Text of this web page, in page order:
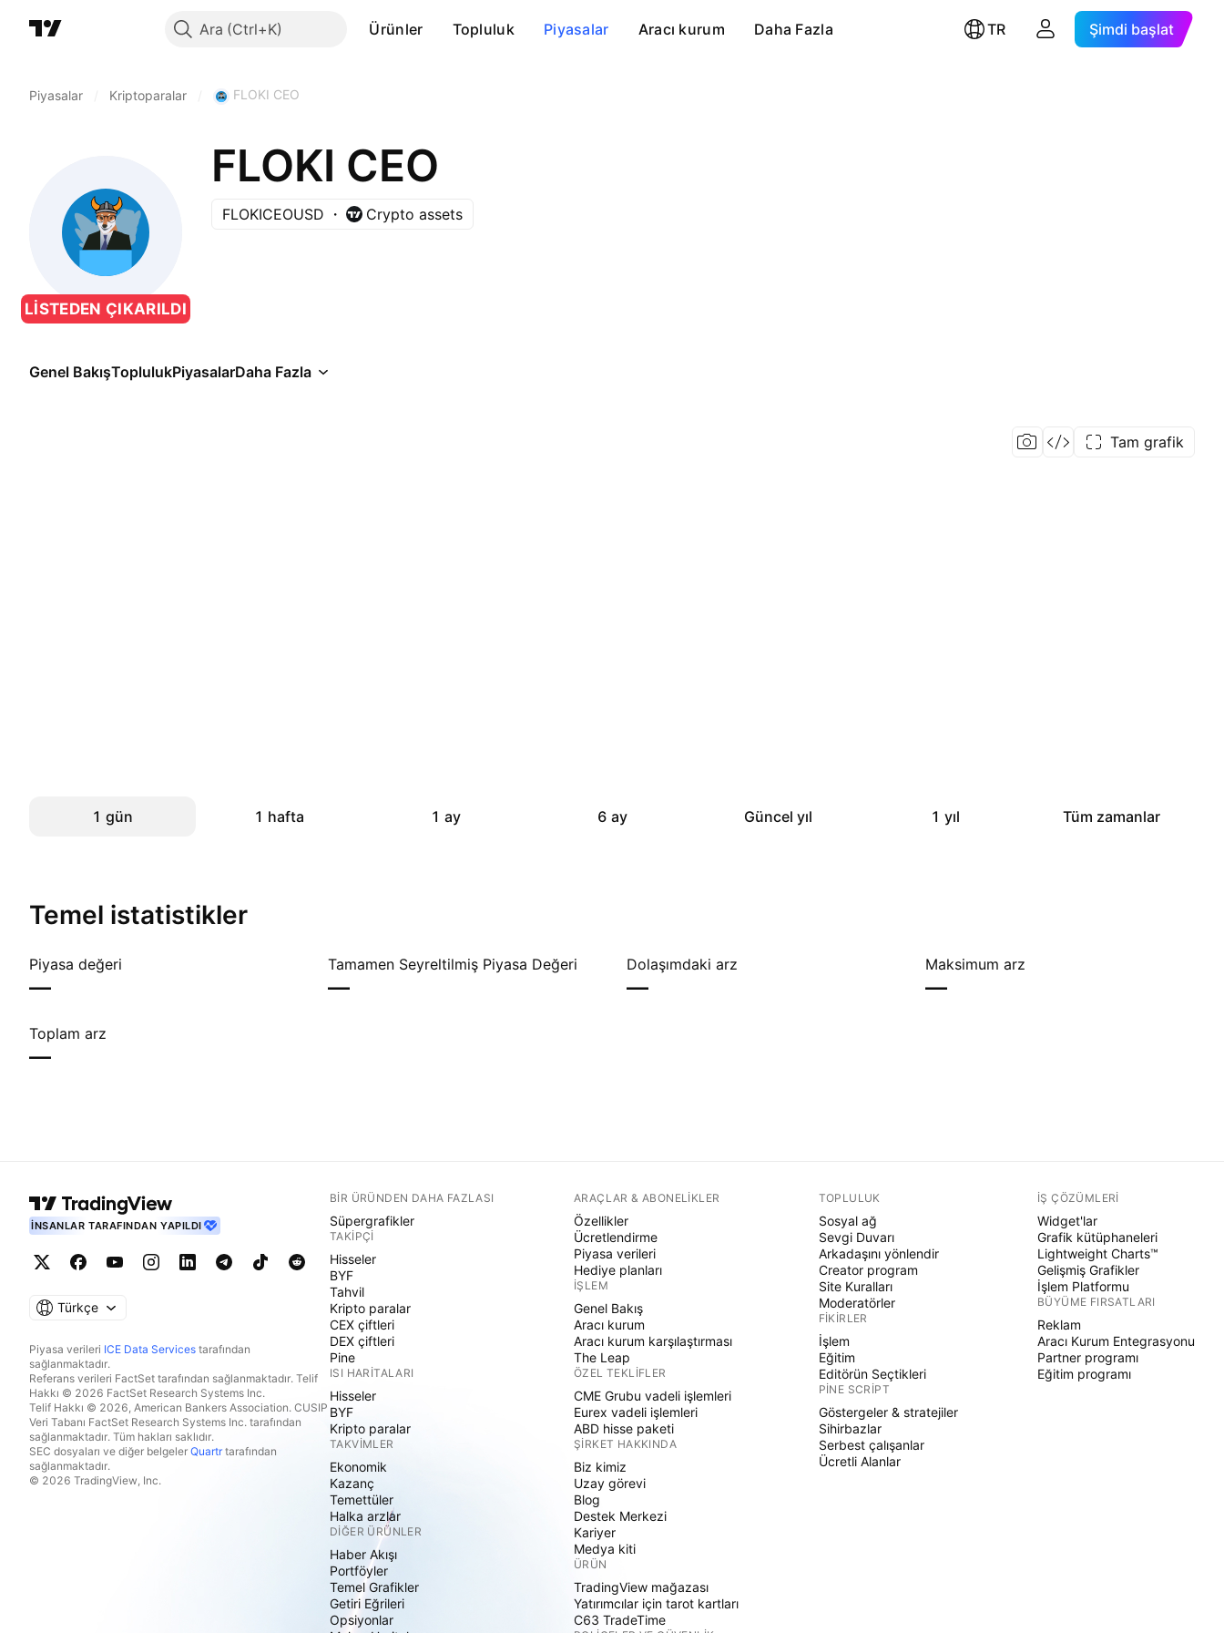
Ara Ürünler Topluluk Piyasalar Aracı kurum Daha Fazla TR Şimdi başlat
Piyasalar Kriptoparalar FLOKI CEO
LISTEDEN ÇIKARILDI
FLOKI CEO
FLOKICEOUSD Crypto assets
Genel BakışToplulukPiyasalarDaha Fazla
Tam grafik
1 gün 1 hafta 1 ay 6 ay Güncel yıl 1 yıl Tüm zamanlar
Temel istatistikler
Piyasa değeri
—
Tamamen Seyreltilmiş Piyasa Değeri
—
Dolaşımdaki arz
—
Maksimum arz
—
Toplam arz
—
İNSANLAR TARAFINDAN YAPILDI
Türkçe
Piyasa verileri ICE Data Services tarafından
sağlanmaktadır.
Referans verileri FactSet tarafından sağlanmaktadır. Telif
Hakkı © 2026 FactSet Research Systems Inc.
Telif Hakkı © 2026, American Bankers Association. CUSIP
Veri Tabanı FactSet Research Systems Inc. tarafından
sağlanmaktadır. Tüm hakları saklıdır.
SEC dosyaları ve diğer belgeler Quartrtarafından
sağlanmaktadır.
© 2026 TradingView, Inc.
BIR ÜRÜNDEN DAHA FAZLASI
Süpergrafikler
TAKIPÇI
Hisseler
BYF
Tahvil
Kripto paralar
CEX çiftleri
DEX çiftleri
Pine
ISI HARITALARI
Hisseler
BYF
Kripto paralar
TAKVIMLER
Ekonomik
Kazanç
Temettüler
Halka arzlar
DIĞER ÜRÜNLER
Haber Akışı
Portföyler
Temel Grafikler
Getiri Eğrileri
Opsiyonlar
ARAÇLAR & ABONELIKLER
Özellikler
Ücretlendirme
Piyasa verileri
Hediye planları
İŞLEM
Genel Bakış
Aracı kurum
Aracı kurum karşılaştırması
The Leap
ÖZEL TEKLIFLER
CME Grubu vadeli işlemleri
Eurex vadeli işlemleri
ABD hisse paketi
ŞIRKET HAKKINDA
Biz kimiz
Uzay görevi
Blog
Destek Merkezi
Kariyer
Medya kiti
ÜRÜN
TradingView mağazası
Yatırımcılar için tarot kartları
C63 TradeTime
TOPLULUK
Sosyal ağ
Sevgi Duvarı
Arkadaşını yönlendir
Creator program
Site Kuralları
Moderatörler
FIKIRLER
İşlem
Eğitim
Editörün Seçtikleri
PINE SCRIPT
Göstergeler & stratejiler
Sihirbazlar
Serbest çalışanlar
Ücretli Alanlar
İŞ ÇÖZÜMLERI
Widget'lar
Grafik kütüphaneleri
Lightweight Charts™
Gelişmiş Grafikler
İşlem Platformu
BÜYÜME FIRSATLARI
Reklam
Aracı Kurum Entegrasyonu
Partner programı
Eğitim programı